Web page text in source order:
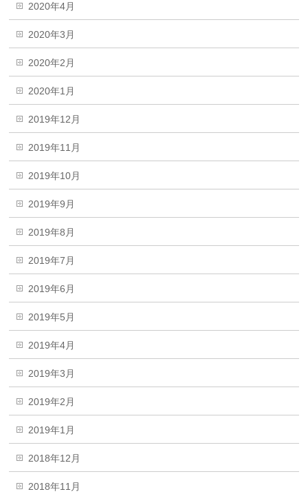
2020年4月
2020年3月
2020年2月
2020年1月
2019年12月
2019年11月
2019年10月
2019年9月
2019年8月
2019年7月
2019年6月
2019年5月
2019年4月
2019年3月
2019年2月
2019年1月
2018年12月
2018年11月